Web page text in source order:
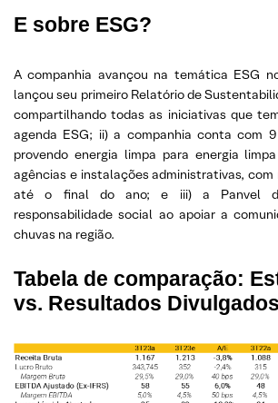
E sobre ESG?
A companhia avançou na temática ESG
lançou seu primeiro Relatório de
compartilhando todas as iniciativas que
agenda ESG; ii) a companhia conta com
provendo energia limpa para energia
agências e instalações administrativas, com
até o final do ano; e iii) a Panvel
responsabilidade social ao apoiar a
chuvas na região.
Tabela de comparação:
vs. Resultados Divulgados